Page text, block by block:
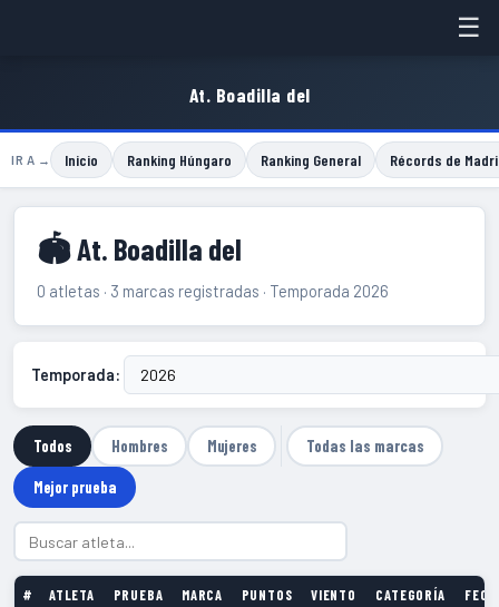
☰
At. Boadilla del
IR A → Inicio Ranking Húngaro Ranking General Récords de
🏟 At. Boadilla del
0 atletas · 3 marcas registradas · Temporada 2026
Temporada:
Todos Hombres Mujeres Todas las marcas
Mejor prueba
# ATLETA PRUEBA MARCA PUNTOS VIENTO CATEGORÍA